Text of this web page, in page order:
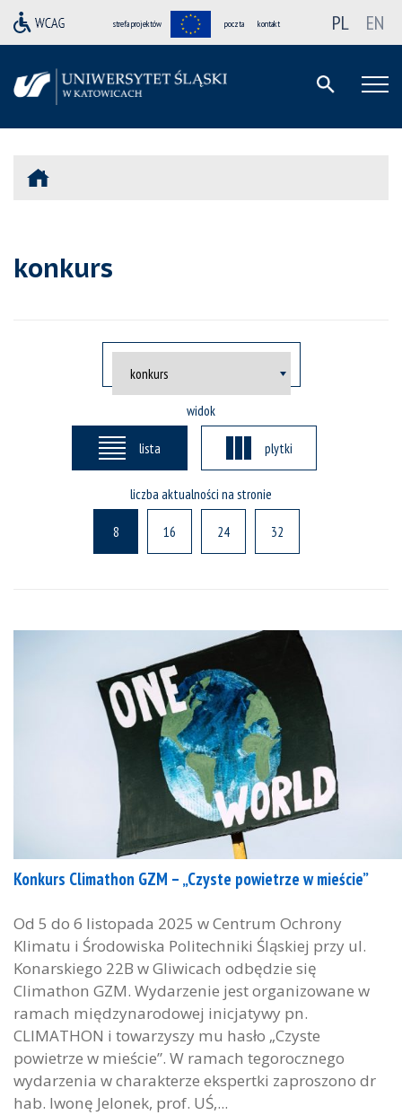
strefa projektów poczta kontakt PL EN
konkurs
widok
lista plytki
liczba aktualności na stronie
8 16 24 32
Konkurs Climathon GZM – „Czyste powietrze w mieście”
Od 5 do 6 listopada 2025 w Centrum Ochrony
Klimatu i Środowiska Politechniki Śląskiej przy ul.
Konarskiego 22B w Gliwicach odbędzie się
Climathon GZM. Wydarzenie jest organizowane w
ramach międzynarodowej inicjatywy pn.
CLIMATHON i towarzyszy mu hasło „Czyste
powietrze w mieście”. W ramach tegorocznego
wydarzenia w charakterze ekspertki zaproszono dr
hab. Iwonę Jelonek, prof. UŚ,...